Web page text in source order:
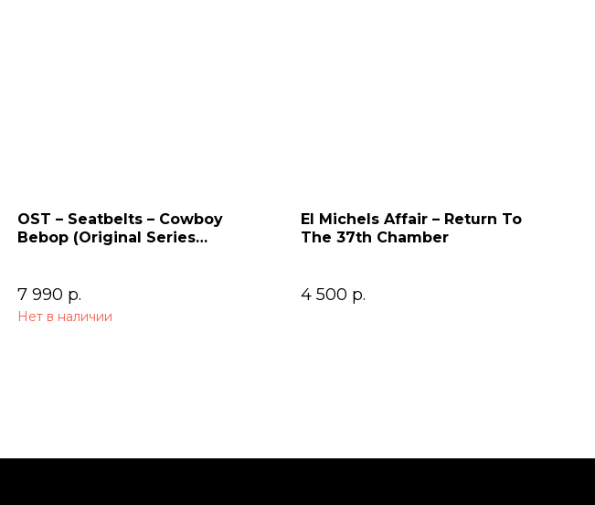
OST – Seatbelts – Cowboy
Bebop (Original Series
7 990 р.
Нет в наличии
El Michels Affair – Return To
The 37th Chamber
4 500 р.